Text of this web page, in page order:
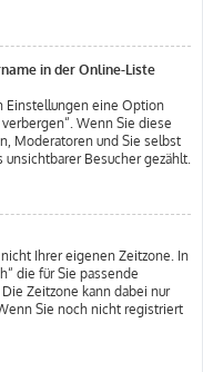
in der Online-Liste
Einstellungen eine Option
Wenn Sie diese
Moderatoren und Sie selbst
Besucher gezählt.
Ihrer eigenen Zeitzone. In
die für Sie passende
Zeitzone kann dabei nur
Sie noch nicht registriert